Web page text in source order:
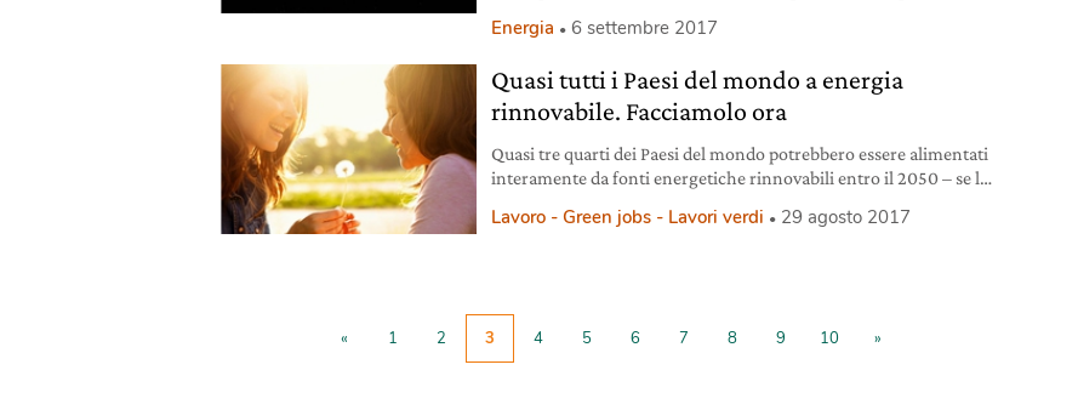
Energia 6 settembre 2017
Quasi tutti i Paesi del mondo a energia
rinnovabile. Facciamolo ora
Quasi tre quarti dei Paesi del mondo potrebbero essere alimentati
interamente da fonti energetiche rinnovabili entro il 2050 – se lo
marcia stilata dagli scienziati per un futuro senza emissioni grazie
Lavoro - Green jobs - Lavori verdi 29 agosto 2017
« 1 2 3 4 5 6 7 8 9 10 »